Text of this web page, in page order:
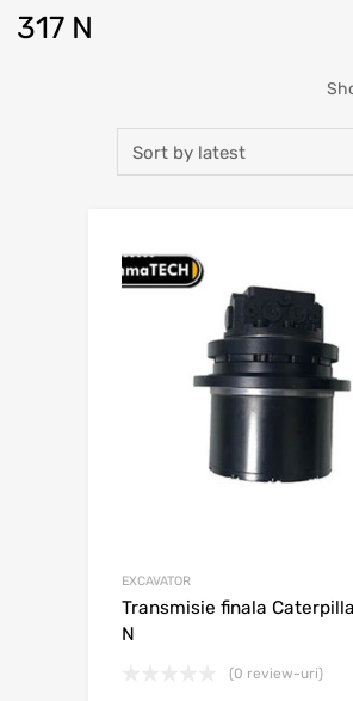
317 N
EXCAVATOR
Transmisie finala
N
(0 review-uri)